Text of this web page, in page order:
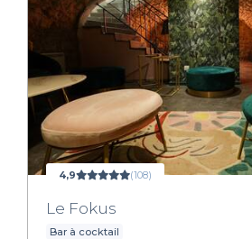
4,9 (108)
Le Fokus
Bar à cocktail